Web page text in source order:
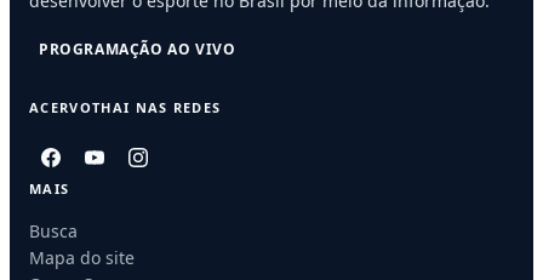
PROGRAMAÇÃO AO VIVO
ACERVOTHAI NAS REDES
MAIS
Busca
Mapa do site